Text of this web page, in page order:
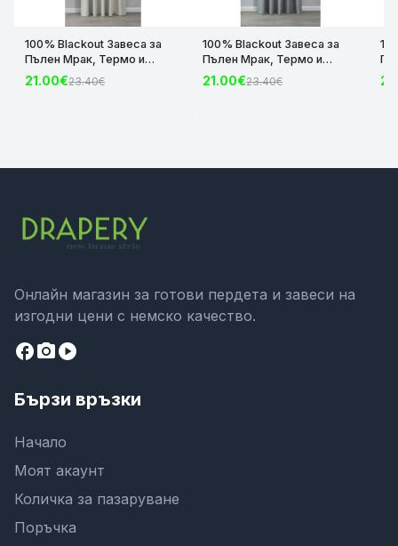
100% Blackout Завеса за
Пълен Мрак, Термо и
Шумоизолираща с коланче
цвят Крем, 175х140 и
21.00€23.40€
100% Blackout Завеса за
Пълен Мрак, Термо и
Шумоизолираща с коланче
цвят Сив, 175х140 и
21.00€23.40€
Онлайн магазин за готови пердета и завеси на
изгодни цени с немско качество.
facebookcamera_altplay_circle
Бързи връзки
Начало
Моят акаунт
Количка за пазаруване
Поръчка